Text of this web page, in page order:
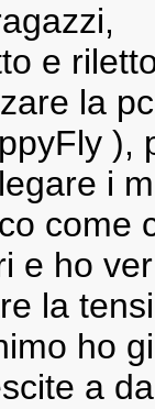
e
la
),
i
come
e ho
la
ho
a